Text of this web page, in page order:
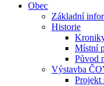
Obec
Základní
Historie
Místní
Původ
Výstavba
Projekt